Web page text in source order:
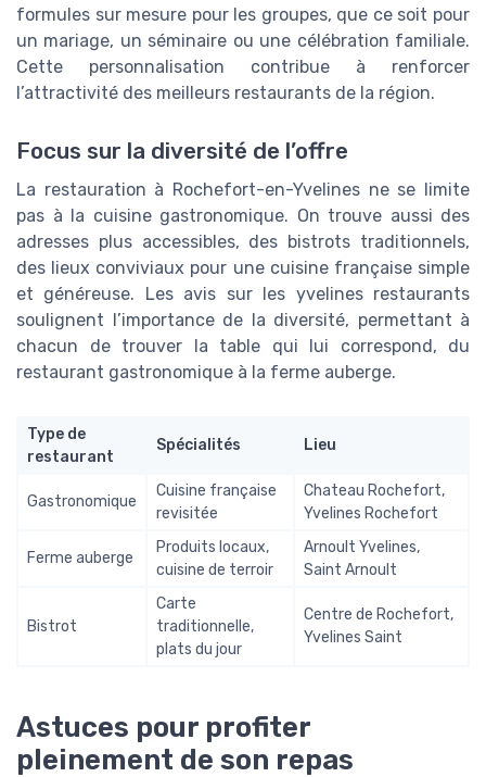
formules sur mesure pour les groupes, que ce soit pour
un mariage, un séminaire ou une célébration familiale.
Cette personnalisation contribue à renforcer
l’attractivité des meilleurs restaurants de la région.
Focus sur la diversité de l’offre
La restauration à Rochefort-en-Yvelines ne se limite
pas à la cuisine gastronomique. On trouve aussi des
adresses plus accessibles, des bistrots traditionnels,
des lieux conviviaux pour une cuisine française simple
et généreuse. Les avis sur les yvelines restaurants
soulignent l’importance de la diversité, permettant à
chacun de trouver la table qui lui correspond, du
restaurant gastronomique à la ferme auberge.
Type de
restaurant
Spécialités Lieu
Gastronomique
Cuisine française
revisitée
Chateau Rochefort,
Yvelines Rochefort
Ferme auberge
Produits locaux,
cuisine de terroir
Arnoult Yvelines,
Saint Arnoult
Bistrot
Carte
traditionnelle,
plats du jour
Centre de Rochefort,
Yvelines Saint
Astuces pour profiter
pleinement de son repas